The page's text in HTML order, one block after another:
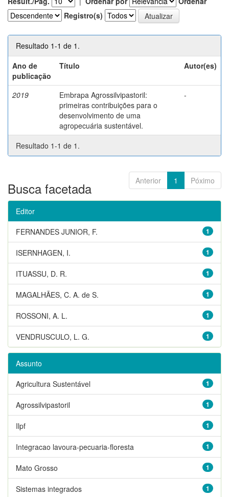
Registro(s)
Resultado 1-1 de 1.
Ano de
publicação
Título Autor(es)
2019
Embrapa Agrossilvipastoril:
primeiras contribuições para o
desenvolvimento de uma
agropecuária sustentável.
-
Resultado 1-1 de 1.
Anterior 1 Póximo
Busca facetada
Editor
1
FERNANDES JUNIOR, F.
1
ISERNHAGEN, I.
1
ITUASSU, D. R.
1
MAGALHÃES, C. A. de S.
1
ROSSONI, A. L.
1
VENDRUSCULO, L. G.
Assunto
1
Agricultura Sustentável
1
Agrossilvipastoril
1
Ilpf
1
Integracao lavoura-pecuaria-floresta
1
Mato Grosso
1
Sistemas integrados